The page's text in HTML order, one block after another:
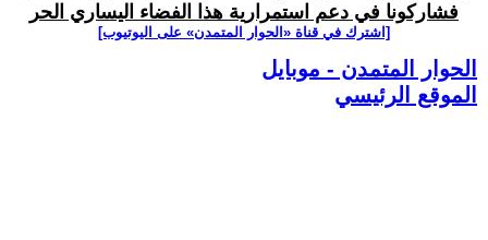
فشاركونا في دعم استمرارية هذا الفضاء اليساري الحر
[اشترك في قناة ‫«الحوار المتمدن» على اليوتيوب]
الحوار المتمدن - موبايل
الموقع الرئيسي